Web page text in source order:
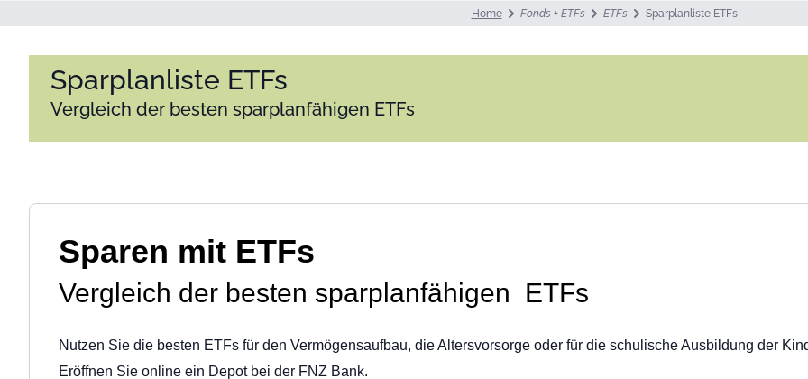
Home Fonds + ETFs ETFs Sparplanliste ETFs
Sparplanliste ETFs
Vergleich der besten sparplanfähigen ETFs
Sparen mit ETFs
Vergleich der besten sparplanfähigen ETFs
Nutzen Sie die besten ETFs für den Vermögensaufbau, die Altersvorsorge oder für die schulische Ausbildung der
Eröffnen Sie online ein Depot bei der FNZ Bank.